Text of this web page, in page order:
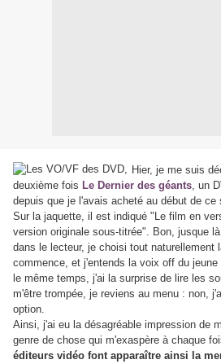
Hier, je me suis
deuxième fois Le Dernier des géants, un
depuis que je l'avais acheté au début de ce
Sur la jaquette, il est indiqué "Le film en
version originale sous-titrée". Bon, jusque
dans le lecteur, je choisi tout naturellement
commence, et j'entends la voix off du
le même temps, j'ai la surprise de lire les
m'être trompée, je reviens au menu : non,
option.
Ainsi, j'ai eu la désagréable impression de
genre de chose qui m'exaspère à chaque
éditeurs vidéo font apparaître ainsi la